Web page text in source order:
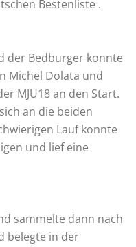
Bestenliste .
der Bedburger konnte
Michel Dolata und
MJU18 an den Start.
an die beiden
Lauf konnte
und lief eine
sammelte dann nach
belegte in der